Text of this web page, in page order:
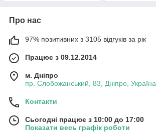
Про нас
97% позитивних з 3105 відгуків за рік
Працює з 09.12.2014
м. Дніпро
пр. Слобожанський, 83, Дніпро, Україна
Контакти
Сьогодні працює з 10:00 до 17:00
Показати весь графік роботи